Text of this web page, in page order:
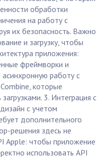
обработки
на работу с
их безопасность. Важно
и загрузку, чтобы
приложения:
фреймворки и
работу с
которые
3. Интеграция с
с учетом
дополнительного
решения здесь не
Apple: чтобы приложение
использовать API